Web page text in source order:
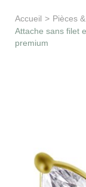
Besoin d’aide ?
Accueil > Pièces
Attache sans filet
premium